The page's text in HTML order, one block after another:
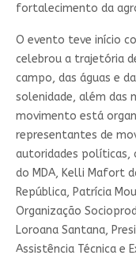
fortalecimento da
O evento teve início
celebrou a trajetória
campo, das águas e
solenidade, além das
movimento está
representantes de
autoridades políticas,
do MDA, Kelli Mafort
República, Patrícia
Organização
Loroana Santana,
Assistência Técnica e